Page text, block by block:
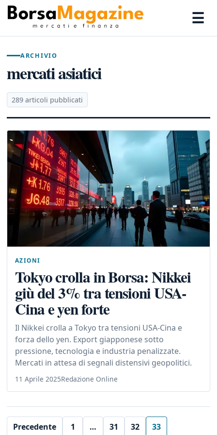
☰
ARCHIVIO
mercati asiatici
289 articoli pubblicati
AZIONI
Tokyo crolla in Borsa: Nikkei
giù del 3% tra tensioni USA-
Cina e yen forte
Il Nikkei crolla a Tokyo tra tensioni USA-Cina e
forza dello yen. Export giapponese sotto
pressione, tecnologia e industria penalizzate.
Mercati in attesa di segnali distensivi geopolitici.
11 Aprile 2025Redazione Online
Precedente 1 … 31 32 33